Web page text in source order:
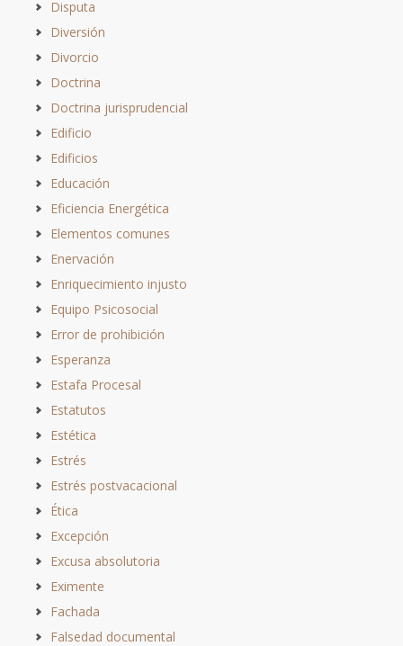
Disputa
Diversión
Divorcio
Doctrina
Doctrina jurisprudencial
Edificio
Edificios
Educación
Eficiencia Energética
Elementos comunes
Enervación
Enriquecimiento injusto
Equipo Psicosocial
Error de prohibición
Esperanza
Estafa Procesal
Estatutos
Estética
Estrés
Estrés postvacacional
Ética
Excepción
Excusa absolutoria
Eximente
Fachada
Falsedad documental